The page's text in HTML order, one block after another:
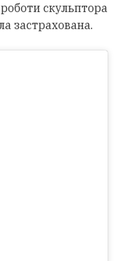
скульптора
застрахована.